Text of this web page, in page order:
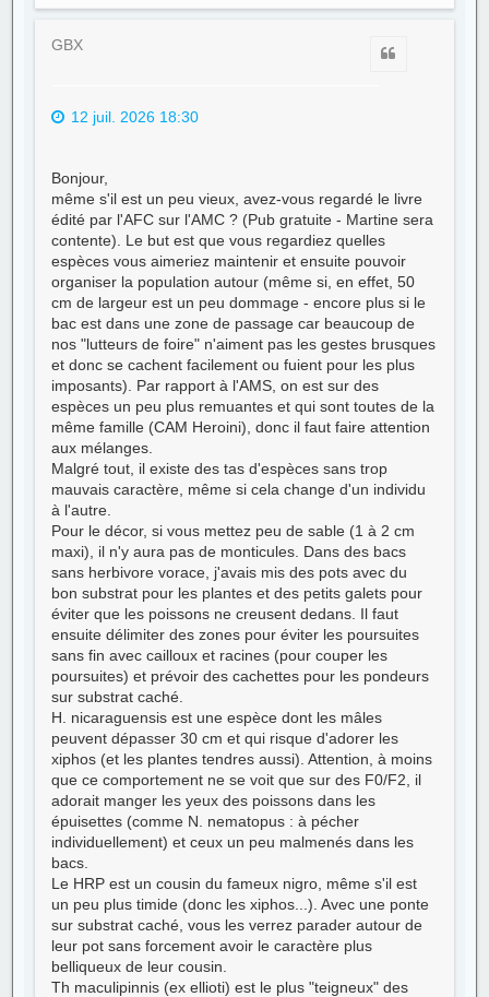
u
GBX
12 juil. 2026 18:30
Bonjour,
même s'il est un peu vieux, avez-vous regardé le livre
édité par l'AFC sur l'AMC ? (Pub gratuite - Martine sera
contente). Le but est que vous regardiez quelles
espèces vous aimeriez maintenir et ensuite pouvoir
organiser la population autour (même si, en effet, 50
cm de largeur est un peu dommage - encore plus si le
bac est dans une zone de passage car beaucoup de
nos "lutteurs de foire" n'aiment pas les gestes brusques
et donc se cachent facilement ou fuient pour les plus
imposants). Par rapport à l'AMS, on est sur des
espèces un peu plus remuantes et qui sont toutes de la
même famille (CAM Heroini), donc il faut faire attention
aux mélanges.
Malgré tout, il existe des tas d'espèces sans trop
mauvais caractère, même si cela change d'un individu
à l'autre.
Pour le décor, si vous mettez peu de sable (1 à 2 cm
maxi), il n'y aura pas de monticules. Dans des bacs
sans herbivore vorace, j'avais mis des pots avec du
bon substrat pour les plantes et des petits galets pour
éviter que les poissons ne creusent dedans. Il faut
ensuite délimiter des zones pour éviter les poursuites
sans fin avec cailloux et racines (pour couper les
poursuites) et prévoir des cachettes pour les pondeurs
sur substrat caché.
H. nicaraguensis est une espèce dont les mâles
peuvent dépasser 30 cm et qui risque d'adorer les
xiphos (et les plantes tendres aussi). Attention, à moins
que ce comportement ne se voit que sur des F0/F2, il
adorait manger les yeux des poissons dans les
épuisettes (comme N. nematopus : à pécher
individuellement) et ceux un peu malmenés dans les
bacs.
Le HRP est un cousin du fameux nigro, même s'il est
un peu plus timide (donc les xiphos...). Avec une ponte
sur substrat caché, vous les verrez parader autour de
leur pot sans forcement avoir le caractère plus
belliqueux de leur cousin.
Th maculipinnis (ex ellioti) est le plus "teigneux" des